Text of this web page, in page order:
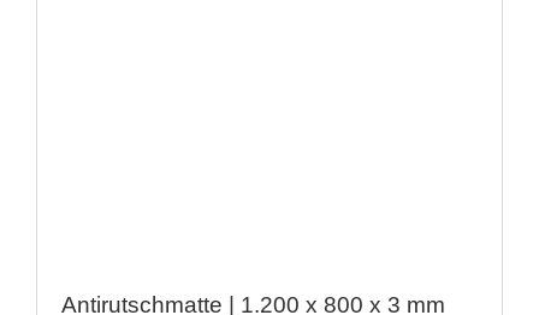
Antirutschmatte | 1.200 x 800 x 3 mm